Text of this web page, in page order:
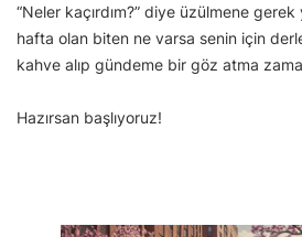
“Neler kaçırdım?” diye üzülmene
hafta olan biten ne varsa senin için
kahve alıp gündeme bir göz atma
Hazırsan başlıyoruz!